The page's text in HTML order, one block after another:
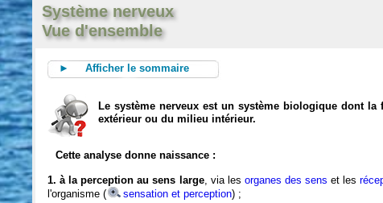
Système nerveux
Vue d'ensemble
► Afficher le sommaire
Le système nerveux est un système biologique dont
extérieur ou du milieu intérieur.
Cette analyse donne naissance :
1. à la perception au sens large, via les organes des sens et les
l'organisme (
sensation et perception) ;